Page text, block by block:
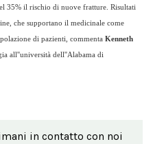
35% il rischio di nuove fratture. Risultati
che supportano il medicinale come
di pazienti, commenta Kenneth
all''università dell''Alabama di
in contatto con noi